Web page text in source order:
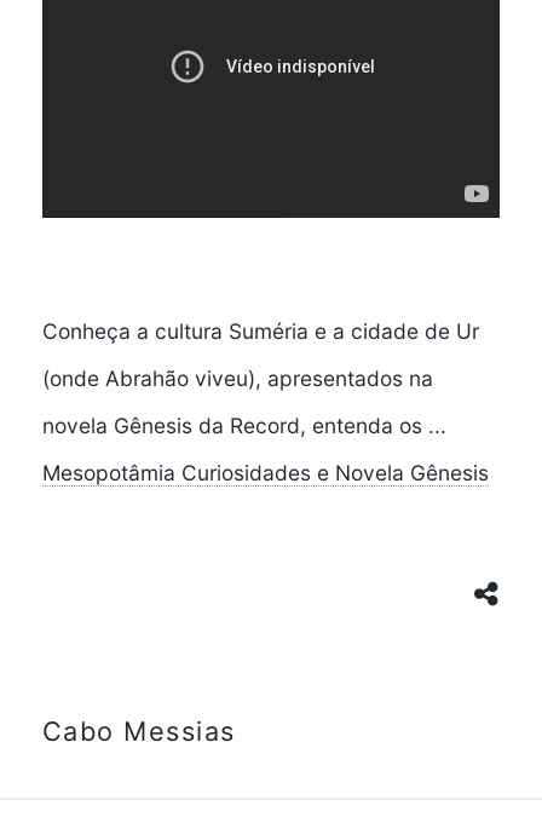
Conheça a cultura Suméria e a cidade de Ur
(onde Abrahão viveu), apresentados na
novela Gênesis da Record, entenda os ...
Mesopotâmia Curiosidades e Novela Gênesis
Cabo Messias